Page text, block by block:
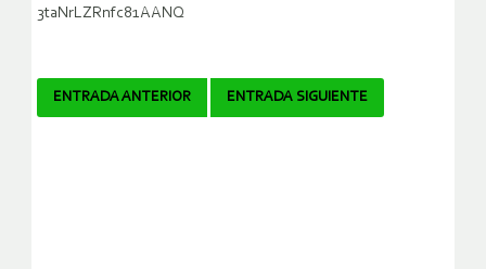
3taNrLZRnfc81AANQ
Navegador
ENTRADA ANTERIOR ENTRADA SIGUIENTE